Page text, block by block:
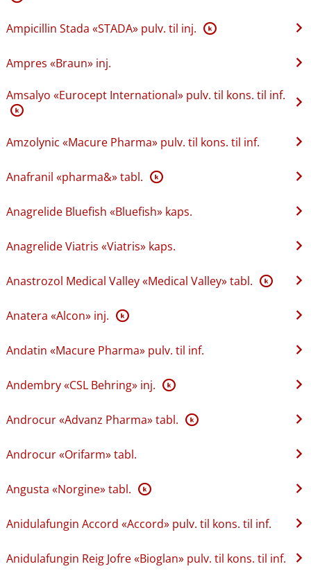
Ampicillin Stada «STADA» pulv. til inj. K
Ampres «Braun» inj.
Amsalyo «Eurocept International» pulv. til kons. til inf.
K
Amzolynic «Macure Pharma» pulv. til kons. til inf.
Anafranil «pharma&» tabl. K
Anagrelide Bluefish «Bluefish» kaps.
Anagrelide Viatris «Viatris» kaps.
Anastrozol Medical Valley «Medical Valley» tabl. K
Anatera «Alcon» inj. K
Andatin «Macure Pharma» pulv. til inf.
Andembry «CSL Behring» inj. K
Androcur «Advanz Pharma» tabl. K
Androcur «Orifarm» tabl.
Angusta «Norgine» tabl. K
Anidulafungin Accord «Accord» pulv. til kons. til inf.
Anidulafungin Reig Jofre «Bioglan» pulv. til kons. til inf.